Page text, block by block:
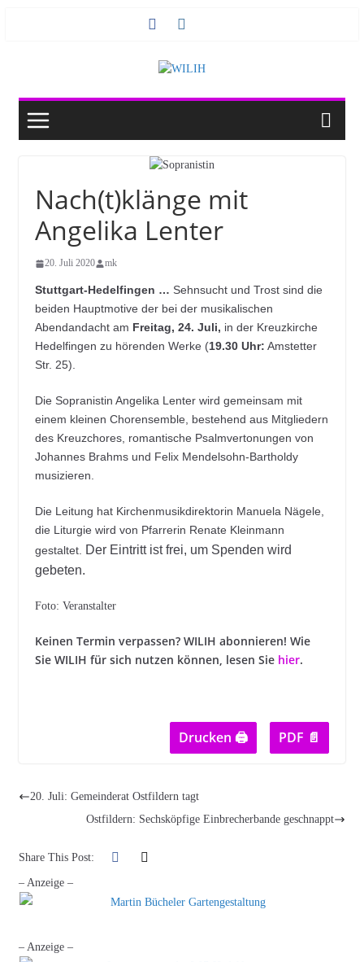
Nach(t)klänge mit
Angelika Lenter
20. Juli 2020 mk
Stuttgart-Hedelfingen … Sehnsucht und Trost sind die
beiden Hauptmotive der bei der musikalischen
Abendandacht am Freitag, 24. Juli, in der Kreuzkirche
Hedelfingen zu hörenden Werke (19.30 Uhr: Amstetter
Str. 25).
Die Sopranistin Angelika Lenter wird gemeinsam mit
einem kleinen Chorensemble, bestehend aus Mitgliedern
des Kreuzchores, romantische Psalmvertonungen von
Johannes Brahms und Felix Mendelsohn-Bartholdy
musizieren.
Die Leitung hat Kirchenmusikdirektorin Manuela Nägele,
die Liturgie wird von Pfarrerin Renate Kleinmann
gestaltet.
Der Eintritt ist frei, um Spenden wird
gebeten.
Foto: Veranstalter
Keinen Termin verpassen? WILIH abonnieren! Wie
Sie WILIH für sich nutzen können, lesen Sie hier.
Drucken 🖨 PDF 📄
20. Juli: Gemeinderat Ostfildern tagt
Ostfildern: Sechsköpfige Einbrecherbande geschnappt
Share This Post:
– Anzeige –
– Anzeige –